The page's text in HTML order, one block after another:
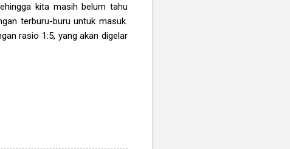
kita masih belum tahu
terburu-buru untuk masuk.
rasio 1:5, yang akan digelar